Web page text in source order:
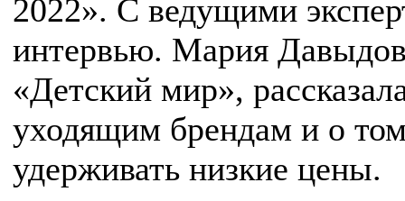
2022». С ведущими
интервью. Мария
«Детский мир»,
уходящим брендам и о
удерживать низкие цены.